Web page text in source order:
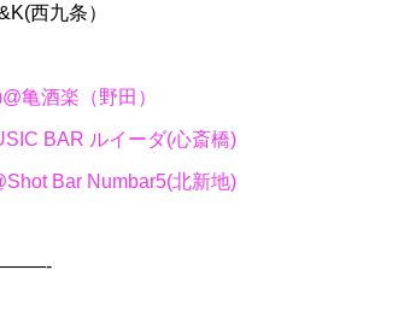
西九条）
亀酒楽（野田）
BAR ルイーダ(心斎橋)
Bar Numbar5(北新地)